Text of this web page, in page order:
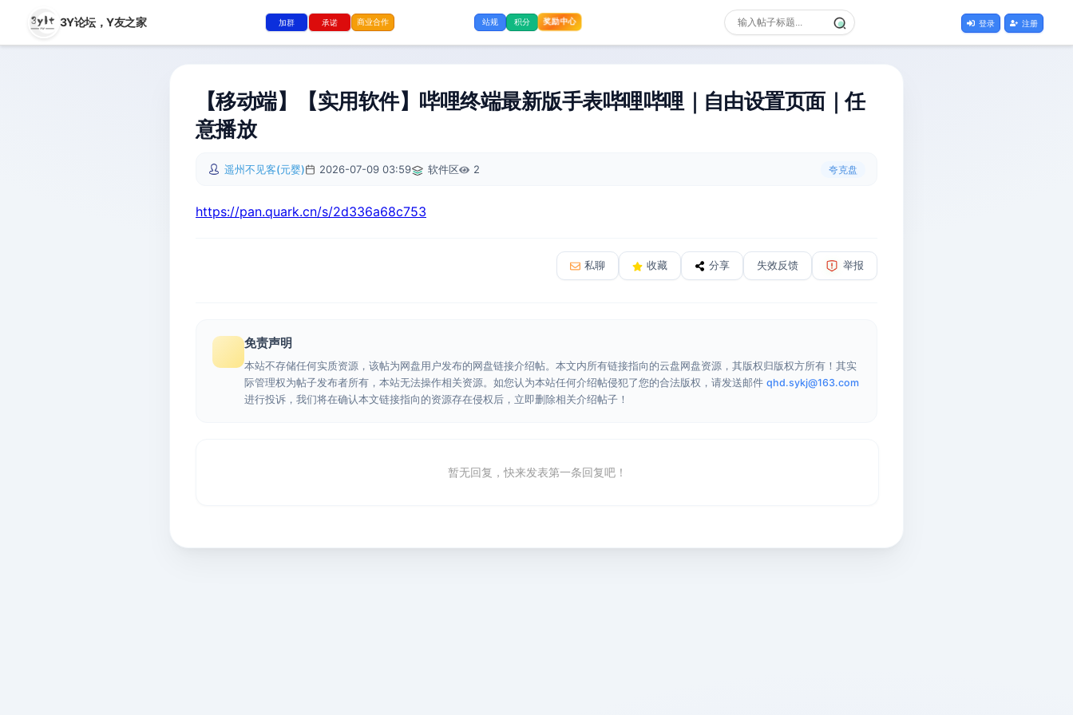
3Y论坛，Y友之家 加群 承诺 商业合作 站规 积分 奖励中心 登录 注册
【移动端】【实用软件】哔哩终端最新版手表哔哩哔哩｜自由设置页面｜任
意播放
遥州不见客(元婴) 2026-07-09 03:59 软件区 2 夸克盘
https://pan.quark.cn/s/2d336a68c753
私聊 收藏 分享 失效反馈 举报
免责声明
本站不存储任何实质资源，该帖为网盘用户发布的网盘链接介绍帖。本文内所有链接指向的云盘网盘资源，其版权归版权方所有！其实
际管理权为帖子发布者所有，本站无法操作相关资源。如您认为本站任何介绍帖侵犯了您的合法版权，请发送邮件 qhd.sykj@163.com
进行投诉，我们将在确认本文链接指向的资源存在侵权后，立即删除相关介绍帖子！
暂无回复，快来发表第一条回复吧！